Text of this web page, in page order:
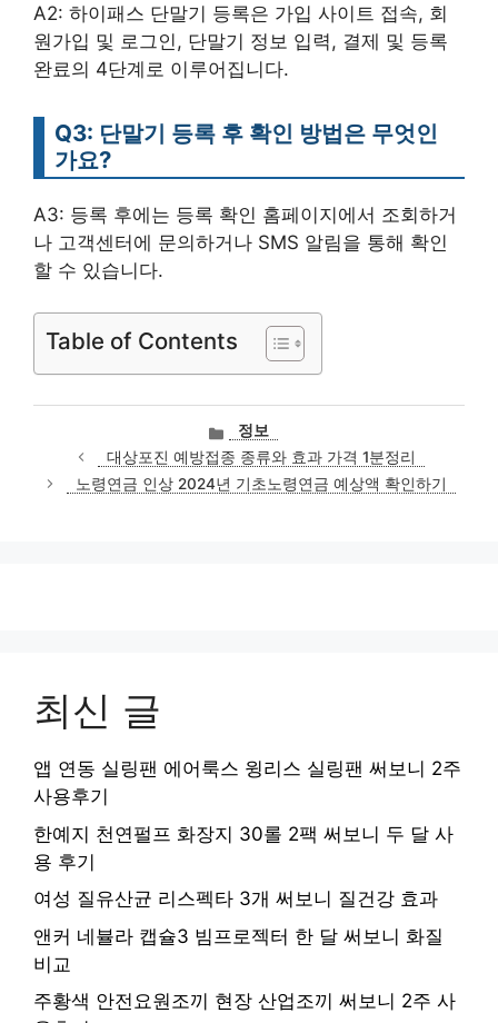
A2: 하이패스 단말기 등록은 가입 사이트 접속, 회
원가입 및 로그인, 단말기 정보 입력, 결제 및 등록
완료의 4단계로 이루어집니다.
Q3: 단말기 등록 후 확인 방법은 무엇인
가요?
A3: 등록 후에는 등록 확인 홈페이지에서 조회하거
나 고객센터에 문의하거나 SMS 알림을 통해 확인
할 수 있습니다.
Table of Contents
카
테
고
리
정보
대상포진 예방접종 종류와 효과 가격 1분정리
노령연금 인상 2024년 기초노령연금 예상액 확인하기
최신 글
앱 연동 실링팬 에어룩스 윙리스 실링팬 써보니 2주
사용후기
한예지 천연펄프 화장지 30롤 2팩 써보니 두 달 사
용 후기
여성 질유산균 리스펙타 3개 써보니 질건강 효과
앤커 네뷸라 캡슐3 빔프로젝터 한 달 써보니 화질
비교
주황색 안전요원조끼 현장 산업조끼 써보니 2주 사